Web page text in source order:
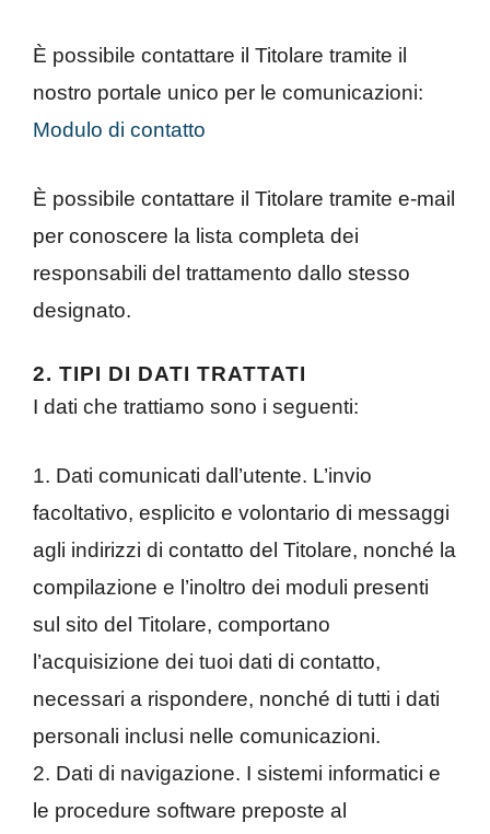
È possibile contattare il Titolare tramite il
nostro portale unico per le comunicazioni:
Modulo di contatto
È possibile contattare il Titolare tramite e-mail
per conoscere la lista completa dei
responsabili del trattamento dallo stesso
designato.
2. TIPI DI DATI TRATTATI
I dati che trattiamo sono i seguenti:
1. Dati comunicati dall’utente. L’invio
facoltativo, esplicito e volontario di messaggi
agli indirizzi di contatto del Titolare, nonché la
compilazione e l’inoltro dei moduli presenti
sul sito del Titolare, comportano
l’acquisizione dei tuoi dati di contatto,
necessari a rispondere, nonché di tutti i dati
personali inclusi nelle comunicazioni.
2. Dati di navigazione. I sistemi informatici e
le procedure software preposte al